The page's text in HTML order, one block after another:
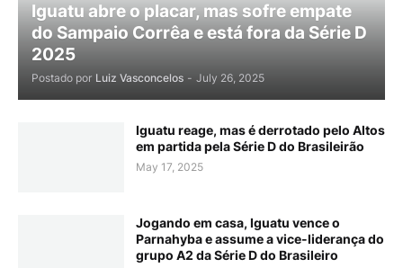
Iguatu abre o placar, mas sofre empate
do Sampaio Corrêa e está fora da Série D
2025
Postado por Luiz Vasconcelos - July 26, 2025
Iguatu reage, mas é derrotado pelo Altos
em partida pela Série D do Brasileirão
May 17, 2025
Jogando em casa, Iguatu vence o
Parnahyba e assume a vice-liderança do
grupo A2 da Série D do Brasileiro